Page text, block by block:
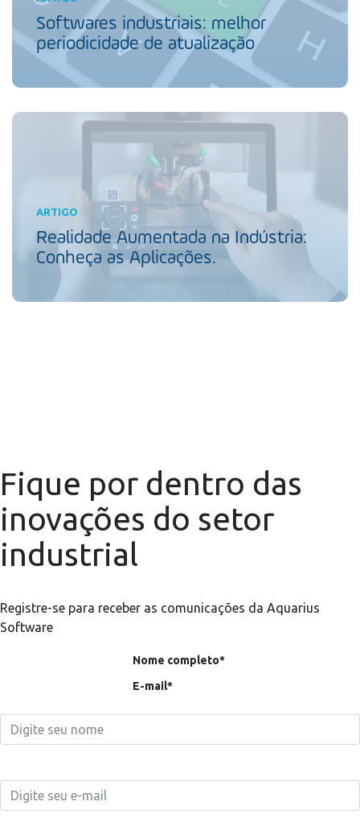
Softwares industriais: melhor
periodicidade de atualização
ARTIGO
Realidade Aumentada na Indústria:
Conheça as Aplicações.
Fique por dentro das
inovações do setor
industrial
Registre-se para receber as comunicações da Aquarius
Software
Nome completo*
E-mail*